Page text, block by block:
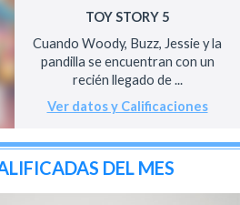
TOY STORY 5
Cuando Woody, Buzz, Jessie y la
pandilla se encuentran con un
recién llegado de ...
Ver datos y Calificaciones
DEL MES